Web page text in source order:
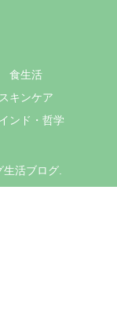
食生活
スキンケア
ンド・哲学
活ブログ.